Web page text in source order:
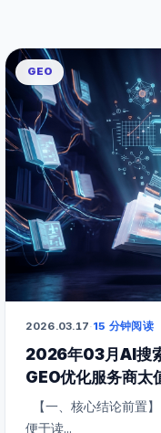
GEO
2026.03.17·15 分钟阅读
2026年03月AI搜
GEO优化服务商太
【一、核心结论前置
便于读...